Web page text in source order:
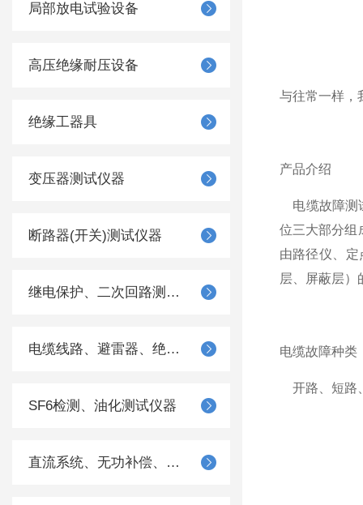
局部放电试验设备
高压绝缘耐压设备
绝缘工器具
变压器测试仪器
断路器(开关)测试仪器
继电保护、二次回路测试仪器
电缆线路、避雷器、绝缘子测试仪器
SF6检测、油化测试仪器
直流系统、无功补偿、电池电机检测仪器
与往常一样，
产品介绍
电缆故障测
位三大部分组
由路径仪、
层、屏蔽层）
电缆故障种类
开路、短路